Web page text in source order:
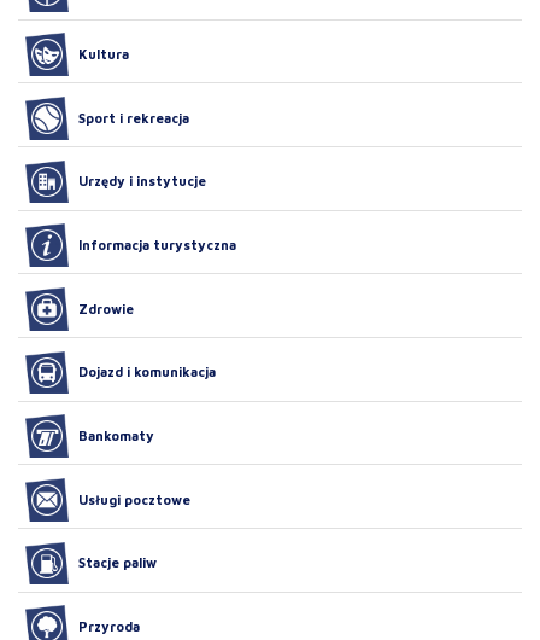
Kultura
Sport i rekreacja
Urzędy i instytucje
Informacja turystyczna
Zdrowie
Dojazd i komunikacja
Bankomaty
Usługi pocztowe
Stacje paliw
Przyroda